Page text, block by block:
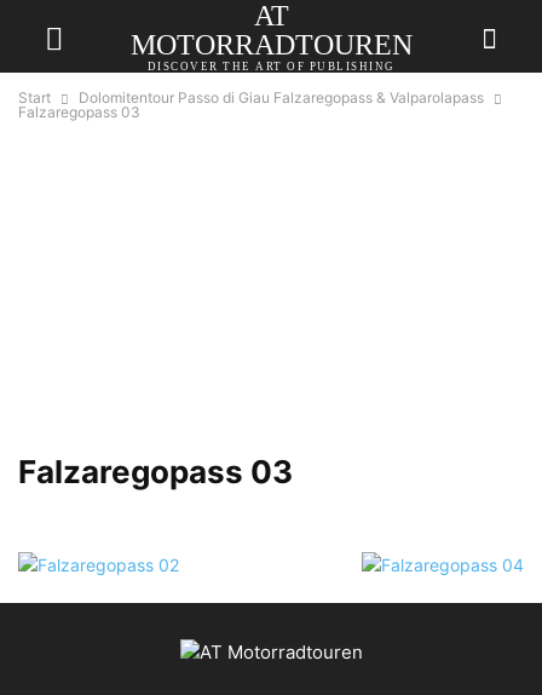
AT
MOTORRADTOUREN
DISCOVER THE ART OF PUBLISHING
Start
Dolomitentour Passo di Giau Falzaregopass & Valparolapass
Falzaregopass 03
Falzaregopass 03